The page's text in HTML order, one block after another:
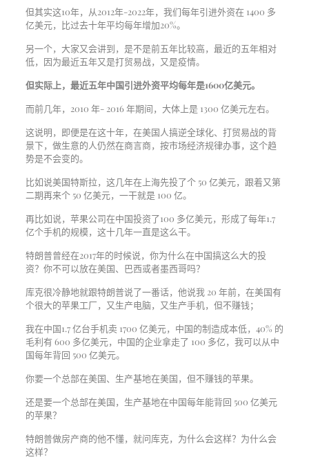
但其实这10年，从2012年-2022年，我们每年引进外资在 1400 多
亿美元，比过去十年平均每年增加20%。
另一个，大家又会讲到，是不是前五年比较高，最近的五年相对
低，因为最近五年又是打贸易战，又是疫情。
但实际上，最近五年中国引进外资平均每年是1600亿美元。
而前几年，2010 年- 2016 年期间，大体上是 1300 亿美元左右。
这说明，即便是在这十年，在美国人搞逆全球化、打贸易战的背
景下，做生意的人仍然在商言商，按市场经济规律办事，这个趋
势是不会变的。
比如说美国特斯拉，这几年在上海先投了个 50 亿美元，跟着又第
二期再来个 50 亿美元，一干就是 100 亿。
再比如说，苹果公司在中国投资了100 多亿美元，形成了每年1.7
亿个手机的规模，这十几年一直是这么干。
特朗普曾经在2017年的时候说，你为什么在中国搞这么大的投
资？你不可以放在美国、巴西或者墨西哥吗？
库克很冷静地就跟特朗普说了一番话，他说我 20 年前，在美国有
个很大的苹果工厂，又生产电脑，又生产手机，但不赚钱；
我在中国1.7 亿台手机卖 1700 亿美元，中国的制造成本低，40% 的
毛利有 600 多亿美元，中国的企业拿走了 100 多亿，我可以从中
国每年背回 500 亿美元。
你要一个总部在美国、生产基地在美国，但不赚钱的苹果。
还是要一个总部在美国，生产基地在中国每年能背回 500 亿美元
的苹果？
特朗普做房产商的他不懂，就问库克，为什么会这样？为什么会
这样？